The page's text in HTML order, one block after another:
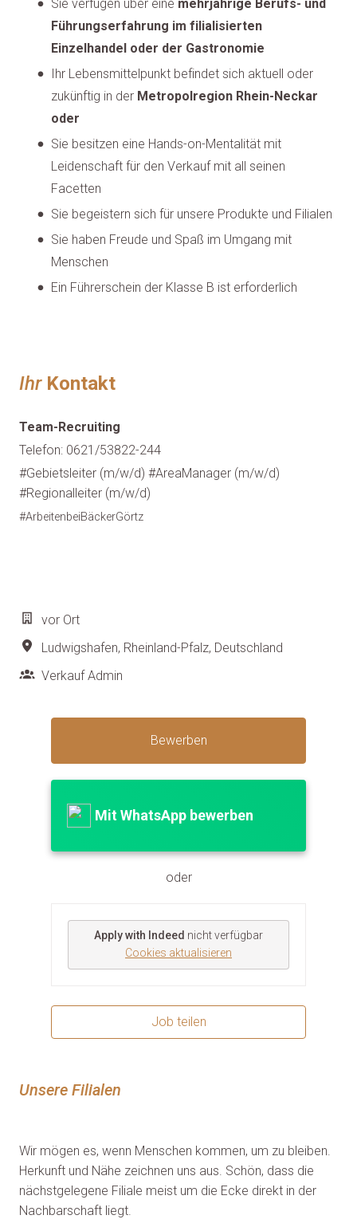
Sie verfügen über eine mehrjährige Berufs- und
Führungserfahrung im filialisierten
Einzelhandel oder der Gastronomie
Ihr Lebensmittelpunkt befindet sich aktuell oder
zukünftig in der Metropolregion Rhein-Neckar
oder
Sie besitzen eine Hands-on-Mentalität mit
Leidenschaft für den Verkauf mit all seinen
Facetten
Sie begeistern sich für unsere Produkte und Filialen
Sie haben Freude und Spaß im Umgang mit
Menschen
Ein Führerschein der Klasse B ist erforderlich
Ihr Kontakt
Team-Recruiting
Telefon: 0621/53822-244
#Gebietsleiter (m/w/d) #AreaManager (m/w/d)
#Regionalleiter (m/w/d)
#ArbeitenbeiBäckerGörtz
vor Ort
Ludwigshafen, Rheinland-Pfalz, Deutschland
Verkauf Admin
Bewerben
Mit WhatsApp bewerben
oder
Apply with Indeed nicht verfügbar
Cookies aktualisieren
Job teilen
Unsere Filialen
Wir mögen es, wenn Menschen kommen, um zu bleiben.
Herkunft und Nähe zeichnen uns aus. Schön, dass die
nächstgelegene Filiale meist um die Ecke direkt in der
Nachbarschaft liegt.